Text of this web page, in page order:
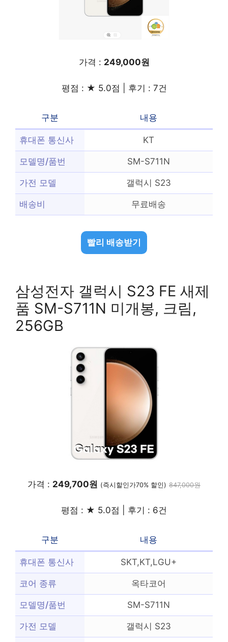
가격 : 249,000원
평점 : ★ 5.0점 | 후기 : 7건
구분 내용
휴대폰 통신사 KT
모델명/품번 SM-S711N
가전 모델 갤럭시 S23
배송비 무료배송
빨리 배송받기
삼성전자 갤럭시 S23 FE 새제
품 SM-S711N 미개봉, 크림,
256GB
가격 : 249,700원 (즉시할인가70% 할인) 847,000원
평점 : ★ 5.0점 | 후기 : 6건
구분 내용
휴대폰 통신사 SKT,KT,LGU+
코어 종류 옥타코어
모델명/품번 SM-S711N
가전 모델 갤럭시 S23